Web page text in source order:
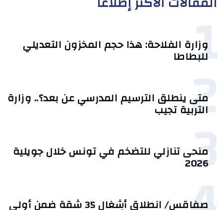
1
وزارة الفلاحة: هذا حجم المخزون التعديلي
للبطاطا
2
متى ينطلق الترسيم المدرسي عن بعد؟.. وزارة
التربية تجيب
3 منحى تنازلي ‎للتضخم في تونس خلال جويلية
2026‎
صفاقس/ انطلاق أشغال 35 شقة ضمن أولى